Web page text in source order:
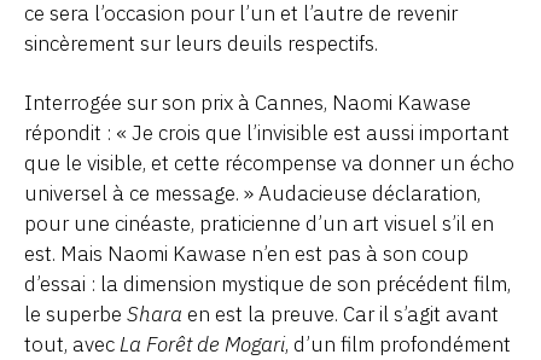
ce sera l’occasion pour l’un et l’autre de revenir
sincèrement sur leurs deuils respectifs.
Interrogée sur son prix à Cannes, Naomi Kawase
répondit : « Je crois que l’invisible est aussi important
que le visible, et cette récompense va donner un écho
universel à ce message. » Audacieuse déclaration,
pour une cinéaste, praticienne d’un art visuel s’il en
est. Mais Naomi Kawase n’en est pas à son coup
d’essai : la dimension mystique de son précédent film,
le superbe Shara en est la preuve. Car il s’agit avant
tout, avecLa Forêt de Mogari, d’un film profondément